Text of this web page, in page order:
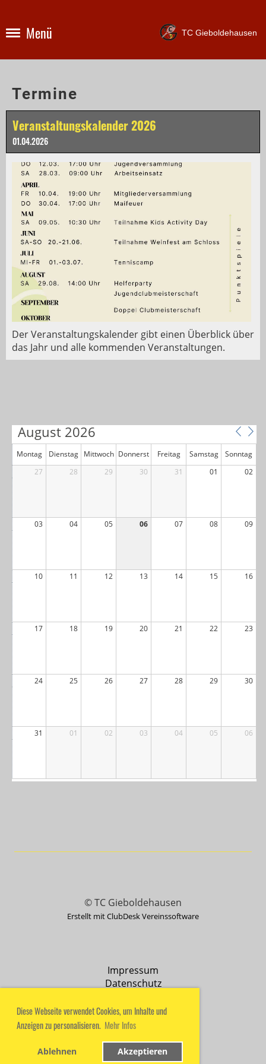
Diese Webseite verwendet Cookies, um Inhalte und
Anzeigen zu personalisieren. Mehr Infos
Ablehnen Akzeptieren
Menü TC Gieboldehausen
Termine
Veranstaltungskalender 2026
01.04.2026
Der Veranstaltungskalender gibt einen Überblick über
das Jahr und alle kommenden Veranstaltungen.
August 2026
Montag Dienstag Mittwoch Donnerst
Freitag Samstag
Sonntag
27
28 29 30 31 01 02
03 04 05 06 07 08 09
10 11 12 13 14 15 16
17 18 19 20 21 22 23
24 25 26 27 28 29 30
31 01 02 03 04 05 06
© TC Gieboldehausen
Erstellt mit ClubDesk Vereinssoftware
Impressum
Datenschutz